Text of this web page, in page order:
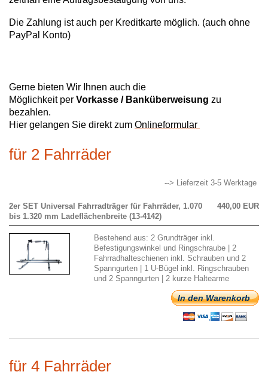
Die Zahlung ist auch per Kreditkarte möglich. (auch ohne
PayPal Konto)
Gerne bieten Wir Ihnen auch die
Möglichkeit per Vorkasse / Banküberweisung zu
bezahlen.
Hier gelangen Sie direkt zum Onlineformular
für 2 Fahrräder
--> Lieferzeit 3-5 Werktage
2er SET Universal Fahrradträger für Fahrräder, 1.070
bis 1.320 mm Ladeflächenbreite (13-4142)
440,00 EUR
Bestehend aus: 2 Grundträger inkl.
Befestigungswinkel und Ringschraube | 2
Fahrradhalteschienen inkl. Schrauben und 2
Spanngurten | 1 U-Bügel inkl. Ringschrauben
und 2 Spanngurten | 2 kurze Haltearme
In den Warenkorb
für 4 Fahrräder